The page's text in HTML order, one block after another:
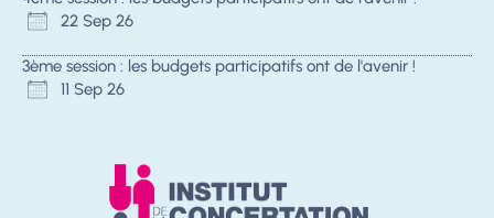
22 Sep 26
3ème session : les budgets participatifs ont de l'avenir !
11 Sep 26